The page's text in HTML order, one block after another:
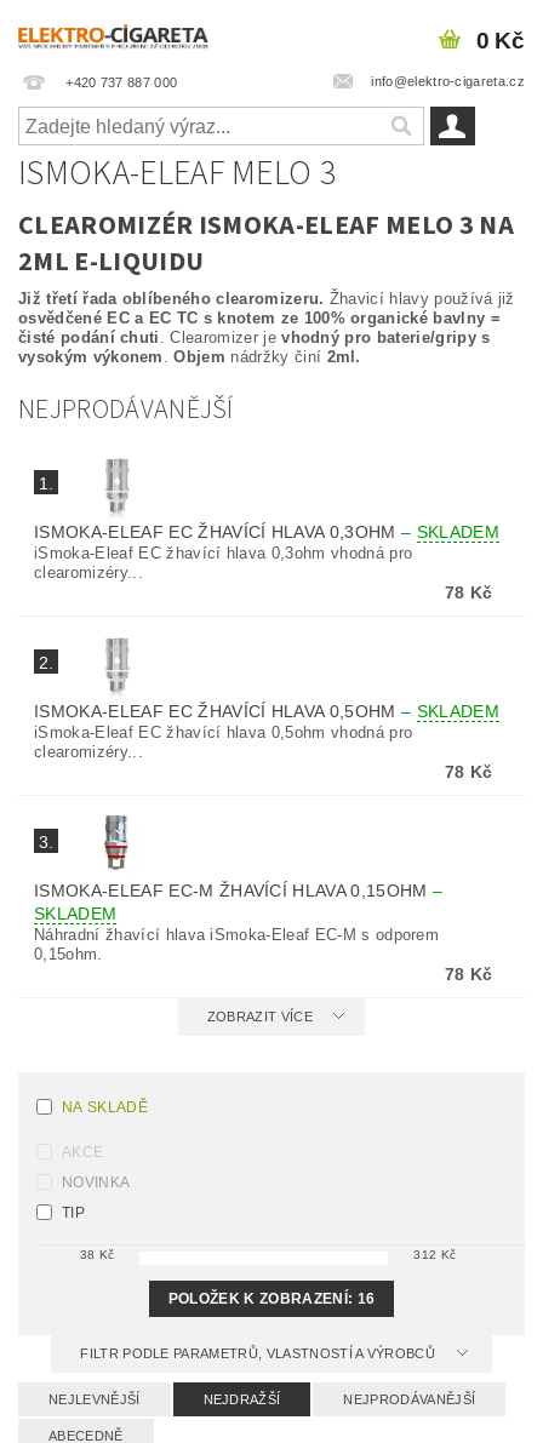
+420 737 887 000 info@elektro-cigareta.cz
0 Kč
ISMOKA-ELEAF MELO 3
CLEAROMIZÉR ISMOKA-ELEAF MELO 3 NA
2ML E-LIQUIDU
Již třetí řada oblíbeného clearomizeru. Žhavicí hlavy používá již
osvědčené EC a EC TC s knotem ze 100% organické bavlny =
čisté podání chuti . Clearomizer jevhodný pro baterie/gripy s
vysokým výkonem .Objem nádržky činí 2ml.
NEJPRODÁVANĚJŠÍ
1.
ISMOKA-ELEAF EC ŽHAVÍCÍ HLAVA 0,3OHM – SKLADEM
iSmoka-Eleaf EC žhavící hlava 0,3ohm vhodná pro
clearomizéry...
78 Kč
2.
ISMOKA-ELEAF EC ŽHAVÍCÍ HLAVA 0,5OHM – SKLADEM
iSmoka-Eleaf EC žhavící hlava 0,5ohm vhodná pro
clearomizéry...
78 Kč
3.
ISMOKA-ELEAF EC-M ŽHAVÍCÍ HLAVA 0,15OHM –
SKLADEM
Náhradní žhavící hlava iSmoka-Eleaf EC-M s odporem
0,15ohm.
78 Kč
ZOBRAZIT VÍCE
NA SKLADĚ
AKCE
NOVINKA
TIP
38 Kč 312 Kč
POLOŽEK K ZOBRAZENÍ: 16
FILTR PODLE PARAMETRŮ, VLASTNOSTÍ A VÝROBCŮ
NEJLEVNĚJŠÍ NEJDRAŽŠÍ NEJPRODÁVANĚJŠÍ
ABECEDNĚ